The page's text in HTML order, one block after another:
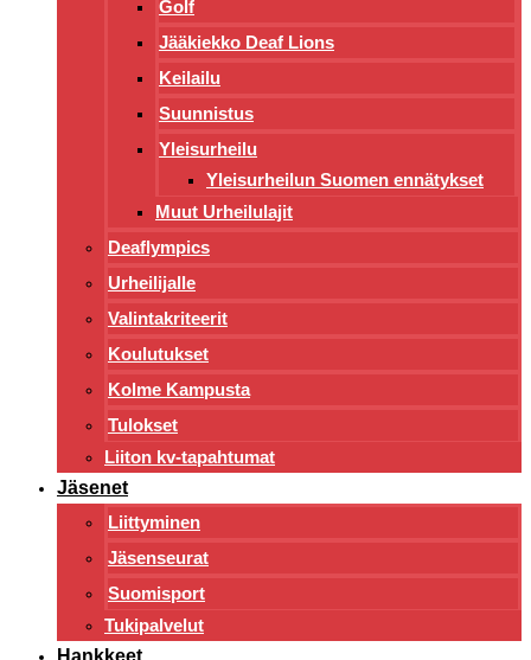
Golf
Jääkiekko Deaf Lions
Keilailu
Suunnistus
Yleisurheilu
Yleisurheilun Suomen ennätykset
Muut Urheilulajit
Deaflympics
Urheilijalle
Valintakriteerit
Koulutukset
Kolme Kampusta
Tulokset
Liiton kv-tapahtumat
Jäsenet
Liittyminen
Jäsenseurat
Suomisport
Tukipalvelut